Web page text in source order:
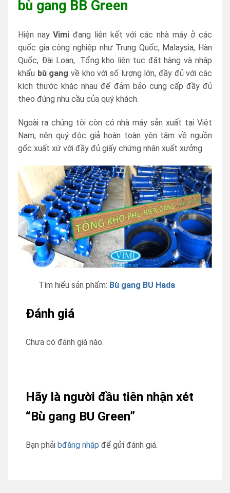
bù gang BB Green
Hiện nayVimi đang liên kết với các nhà máy ở các
quốc gia công nghiệp như Trung Quốc, Malaysia, Hàn
Quốc, Đài Loan,…Tổng kho liên tục đặt hàng và nhập
khẩu bù gang về kho với số lượng lớn, đầy đủ với các
kích thước khác nhau để đảm bảo cung cấp đầy đủ
theo đúng nhu cầu của quý khách.
Ngoài ra chúng tôi còn có nhà máy sản xuất tại Việt
Nam, nên quý độc giả hoàn toàn yên tâm về nguồn
gốc xuất xứ với đầy đủ giấy chứng nhận xuất xưởng
Tìm hiểu sản phẩm: Bù gang BU Hada
Đánh giá
Chưa có đánh giá nào.
Hãy là người đầu tiên nhận xét
“Bù gang BU Green”
Bạn phải bđăng nhập để gửi đánh giá.